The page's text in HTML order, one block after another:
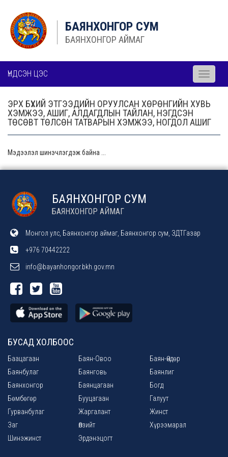
БАЯНХОНГОР СУМ
БАЯНХОНГОР АЙМАГ
ҮНДСЭН ЦЭС
Toggle
ЭРХ БҮХИЙ ЭТГЭЭДИЙН ОРУУЛСАН ХӨРӨНГИЙН ХУВЬ
ХЭМЖЭЭ, АШИГ, АЛДАГДЛЫН ТАЙЛАН, НЭГДСЭН
ТӨСӨВТ ТӨЛСӨН ТАТВАРЫН ХЭМЖЭЭ, НОГДОЛ АШИГ
Мэдээлэл шинэчлэгдэж байна ...
БАЯНХОНГОР СУМ
БАЯНХОНГОР АЙМАГ
Монгол улс, Баянхонгор аймаг, Баянхонгор сум, ЗДТГазар
+976 70442222
info@bayanhongor.bkh.gov.mn
БУСАД ХОЛБООС
Баацагаан Баян-Овоо
Баян-Өндөр
Баянбулаг
Баянговь
Баянлиг
Баянхонгор
Баянцагаан
Богд
Бөмбөгөр
Бууцагаан
Галуут
Гурванбулаг
Жаргалант
Жинст
Заг
Өлзийт
Хүрээмарал
Шинэжинст
Эрдэнэцогт